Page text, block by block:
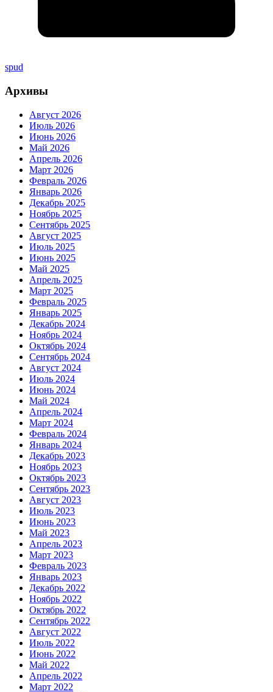
spud
Архивы
Август 2026
Июль 2026
Июнь 2026
Май 2026
Апрель 2026
Март 2026
Февраль 2026
Январь 2026
Декабрь 2025
Ноябрь 2025
Сентябрь 2025
Август 2025
Июль 2025
Июнь 2025
Май 2025
Апрель 2025
Март 2025
Февраль 2025
Январь 2025
Декабрь 2024
Ноябрь 2024
Октябрь 2024
Сентябрь 2024
Август 2024
Июль 2024
Июнь 2024
Май 2024
Апрель 2024
Март 2024
Февраль 2024
Январь 2024
Декабрь 2023
Ноябрь 2023
Октябрь 2023
Сентябрь 2023
Август 2023
Июль 2023
Июнь 2023
Май 2023
Апрель 2023
Март 2023
Февраль 2023
Январь 2023
Декабрь 2022
Ноябрь 2022
Октябрь 2022
Сентябрь 2022
Август 2022
Июль 2022
Июнь 2022
Май 2022
Апрель 2022
Март 2022